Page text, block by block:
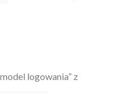
logowania” z